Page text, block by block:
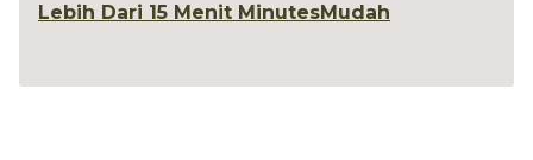
Lebih Dari 15 Menit MinutesMudah